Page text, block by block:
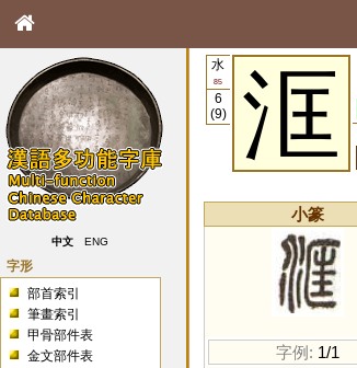
中文 ENG
字形
部首索引
筆畫索引
甲骨部件表
金文部件表
水
85
6
(9)
洭
小篆
字例: 1/1